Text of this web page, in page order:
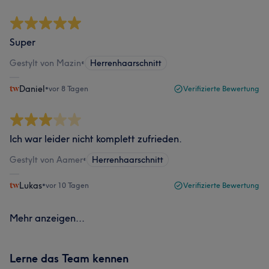
Super
Gestylt von Mazin• Herrenhaarschnitt
Daniel•vor 8 Tagen Verifizierte Bewertung
Ich war leider nicht komplett zufrieden.
Gestylt von Aamer• Herrenhaarschnitt
Lukas•vor 10 Tagen Verifizierte Bewertung
Mehr anzeigen...
Lerne das Team kennen